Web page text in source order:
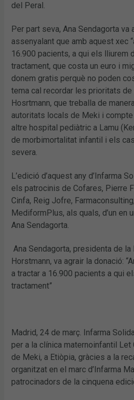
del Peral.
Per part seva, Ana Sendagorta va
assenyalant que amb aquest xec
16.900 pacients, a qui els lliurem
tractament, que costa un euro i
donem gratis perquè no poden
tema cal recordar les prioritats de
Hosrtmann, que treballa de
autoritats locals de Meki i
altre hospital pediàtric a Lamu
de morbimortalitat infantil i els
severa.
L’edició d’aquest any d’Infarma
els patrocinis de Cofares, Pierre
Cinfa, Reig Jofre,
MediformPlus, als quals, d’un en
Ana Sendagorta.
Ana Sendagorta, presidenta de la
Horstmann, va agrair la donació:
a tractar a 16.900 pacients a qui
tractament”
Madrid, 24 de març. Infarma
per a la clínica maternoinfantil Let
de Meki, a Etiòpia, gràcies a la
organitzat en el marc d’Infarma
patrocinadors de la cinquena